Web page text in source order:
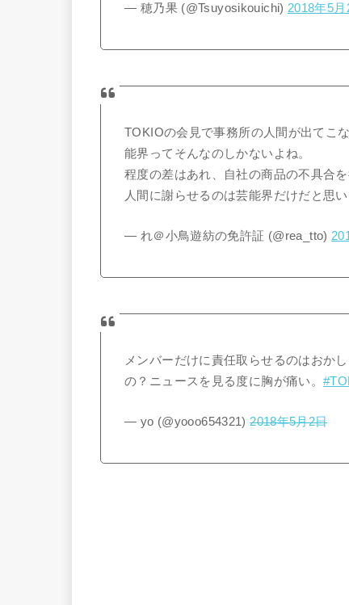
— 穂乃果 (@Tsuyosikouichi) 2018年5月
TOKIOの会見で事務所の人間が出てこ
能界ってそんなのしかないよね。
程度の差はあれ、自社の商品の不具合
人間に謝らせるのは芸能界だけだと思
— れ＠小鳥遊紡の免許証 (@rea_tto)
メンバーだけに責任取らせるのはおか
の？ニュースを見る度に胸が痛い。
— yo (@yooo654321)2018年5月2日